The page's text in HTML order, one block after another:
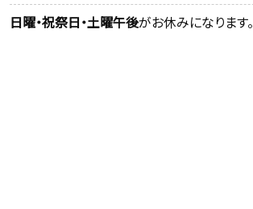
日曜・祝祭日・土曜午後がお休みになります。